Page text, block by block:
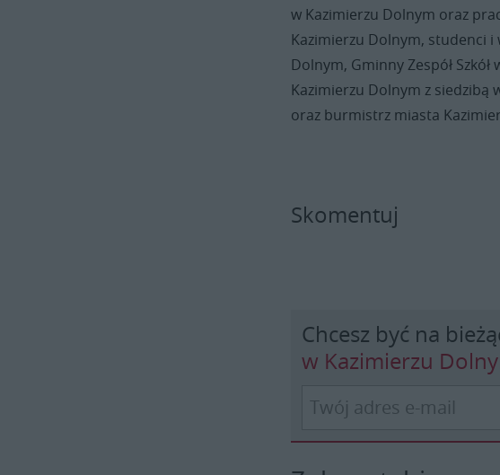
w Kazimierzu Dolnym oraz
Kazimierzu Dolnym, studenci i
Dolnym, Gminny Zespół
Kazimierzu Dolnym z siedzibą
oraz burmistrz miasta
Skomentuj
Chcesz być na
w Kazimierzu